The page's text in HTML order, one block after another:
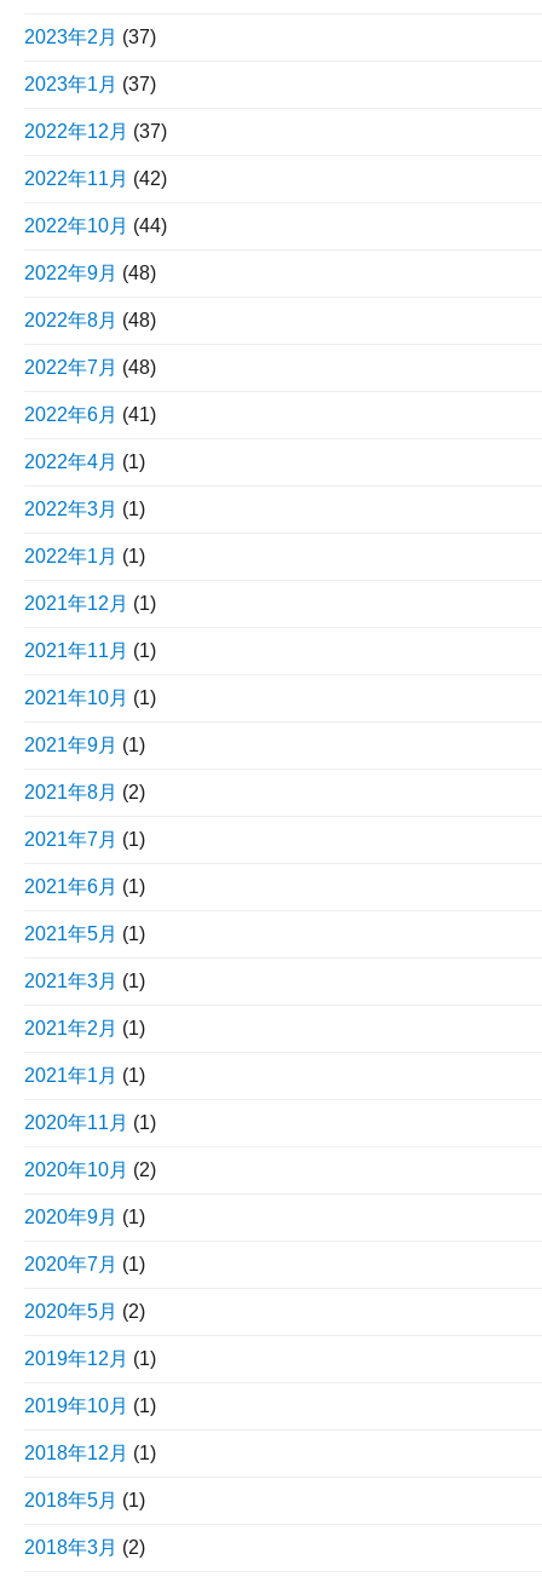
2023年2月 (37)
2023年1月 (37)
2022年12月 (37)
2022年11月 (42)
2022年10月 (44)
2022年9月 (48)
2022年8月 (48)
2022年7月 (48)
2022年6月 (41)
2022年4月 (1)
2022年3月 (1)
2022年1月 (1)
2021年12月 (1)
2021年11月 (1)
2021年10月 (1)
2021年9月 (1)
2021年8月 (2)
2021年7月 (1)
2021年6月 (1)
2021年5月 (1)
2021年3月 (1)
2021年2月 (1)
2021年1月 (1)
2020年11月 (1)
2020年10月 (2)
2020年9月 (1)
2020年7月 (1)
2020年5月 (2)
2019年12月 (1)
2019年10月 (1)
2018年12月 (1)
2018年5月 (1)
2018年3月 (2)